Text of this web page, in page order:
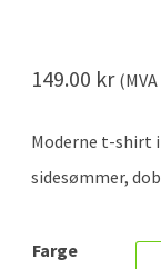
149.00 kr
Moderne t-shirt
sidesømmer,
Farge